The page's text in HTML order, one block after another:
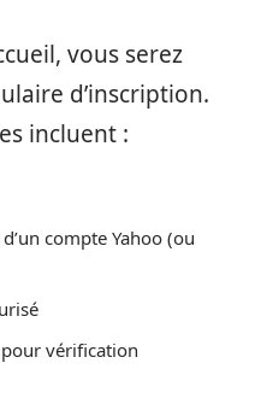
vous serez
d’inscription.
incluent :
compte Yahoo (ou
vérification